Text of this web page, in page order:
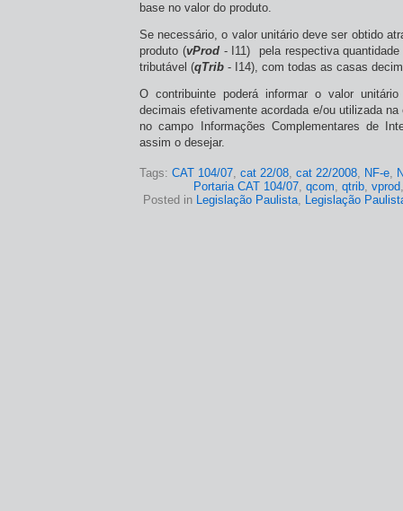
base no valor do produto.
Se necessário, o valor unitário deve ser obtido
produto (vProd- I11) pela respectiva quantidade
tributável (qTrib - I14), com todas as casas
O contribuinte poderá informar o valor
decimais efetivamente acordada e/ou utilizada
no campo Informações Complementares de
assim o desejar.
Tags: CAT 104/07, cat 22/08, cat 22/2008, NF-e,
Portaria CAT 104/07, qcom, qtrib, vprod
Posted in Legislação Paulista, Legislação